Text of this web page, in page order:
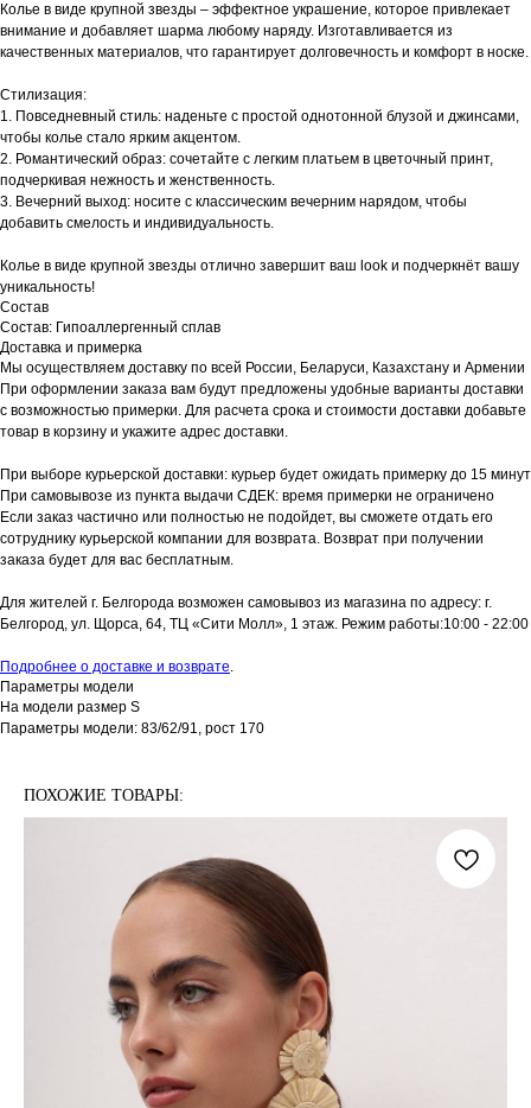
Колье в виде крупной звезды – эффектное украшение, которое привлекает
внимание и добавляет шарма любому наряду. Изготавливается из
качественных материалов, что гарантирует долговечность и комфорт в носке.
Стилизация:
1. Повседневный стиль: наденьте с простой однотонной блузой и джинсами,
чтобы колье стало ярким акцентом.
2. Романтический образ: сочетайте с легким платьем в цветочный принт,
подчеркивая нежность и женственность.
3. Вечерний выход: носите с классическим вечерним нарядом, чтобы
добавить смелость и индивидуальность.
Колье в виде крупной звезды отлично завершит ваш look и подчеркнёт вашу
уникальность!
Состав
Состав: Гипоаллергенный сплав
Доставка и примерка
Мы осуществляем доставку по всей России, Беларуси, Казахстану и Армении
При оформлении заказа вам будут предложены удобные варианты доставки
с возможностью примерки. Для расчета срока и стоимости доставки добавьте
товар в корзину и укажите адрес доставки.
При выборе курьерской доставки: курьер будет ожидать примерку до 15 минут
При самовывозе из пункта выдачи СДЕК: время примерки не ограничено
Если заказ частично или полностью не подойдет, вы сможете отдать его
сотруднику курьерской компании для возврата. Возврат при получении
заказа будет для вас бесплатным.
Для жителей г. Белгорода возможен самовывоз из магазина по адресу: г.
Белгород, ул. Щорса, 64, ТЦ «Сити Молл», 1 этаж. Режим работы:10:00 - 22:00
Подробнее о доставке и возврате.
Параметры модели
На модели размер S
Параметры модели: 83/62/91, рост 170
ПОХОЖИЕ ТОВАРЫ: